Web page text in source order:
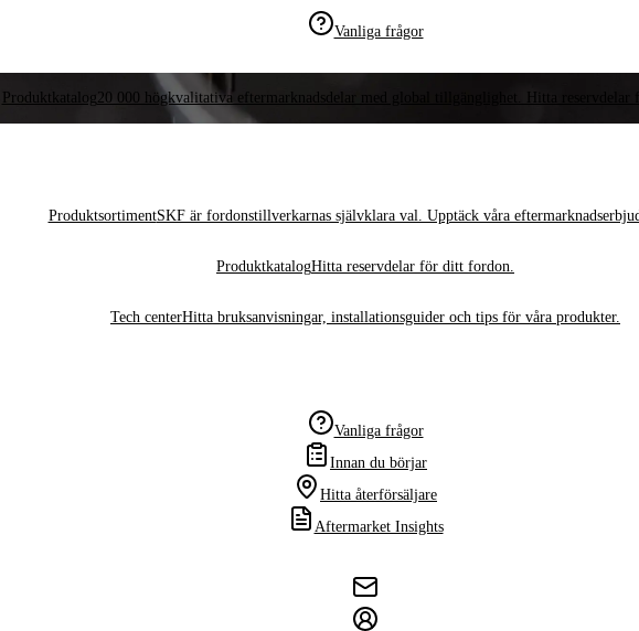
Vanliga frågor
Produktkatalog20 000 högkvalitativa eftermarknadsdelar med global tillgänglighet. Hitta reservdelar
ProduktsortimentSKF är fordonstillverkarnas självklara val. Upptäck våra
ProduktkatalogHitta reservdelar för ditt fordon.
Tech centerHitta bruksanvisningar, installationsguider och tips för våra produkter.
Vanliga frågor
Innan du börjar
Hitta återförsäljare
Aftermarket Insights